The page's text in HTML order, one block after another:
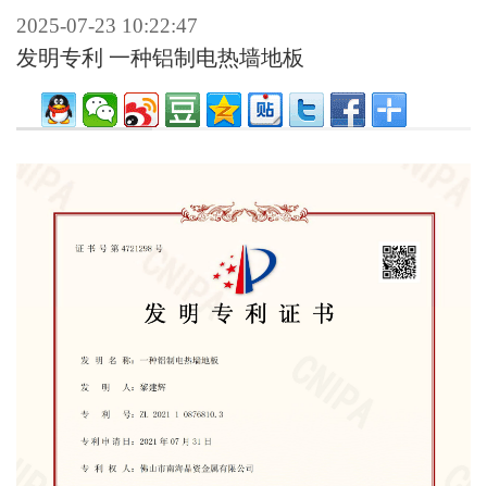
2025-07-23 10:22:47
发明专利 一种铝制电热墙地板